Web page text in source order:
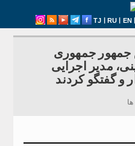
TJ | RU | EN |
جمهور جمهوری
مدیر اجرایی